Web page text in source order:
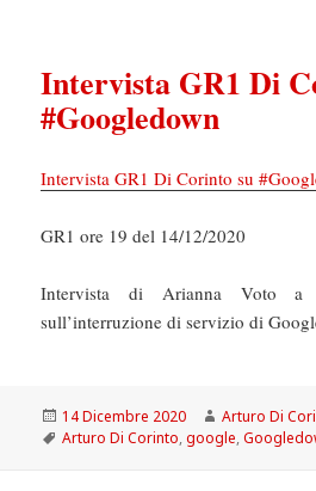
Intervista GR1 Di
#Googledown
Intervista GR1 Di Corinto su
GR1 ore 19 del 14/12/2020
Intervista di Arianna Voto a
sull’interruzione di servizio di
Scritto
il
14 Dicembre 2020 Autore
Arturo Di
Tag
Arturo Di Corinto,google,